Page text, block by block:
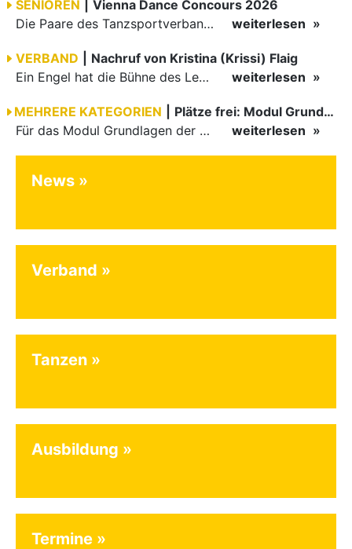
SENIOREN
Vienna Dance Concours 2026
Die Paare des Tanzsportverbandes Baden-Württemberg (TBW) glänzten auf dem internationalen Parkett des Vienna Dance Concourse 2026 im Wiener Rathaus mit hervorragenden Platzierungen Ergebnisse unter: …
weiterlesen
VERBAND
Nachruf von Kristina (Krissi) Flaig
Ein Engel hat die Bühne des Lebens verlassen. Viel zu früh, plötzlich und für uns alle unfassbar, wurde unsere geliebte Kristina (Krissi) Flaig im Alter von 36 Jahren aus dem Leben gerissen. Das Tanzen…
weiterlesen
MEHRERE KATEGORIEN
Plätze frei: Modul Grundlagen
Für das Modul Grundlagen der Breitensportausbildung vom 10. bis 13. September an der Landessportschule Albstadt sind noch Plätze frei. Das Modul kann auch für den Lizenzerhalt (30 LE fachlich) genutzt…
weiterlesen
News
Verband
Tanzen
Ausbildung
Termine